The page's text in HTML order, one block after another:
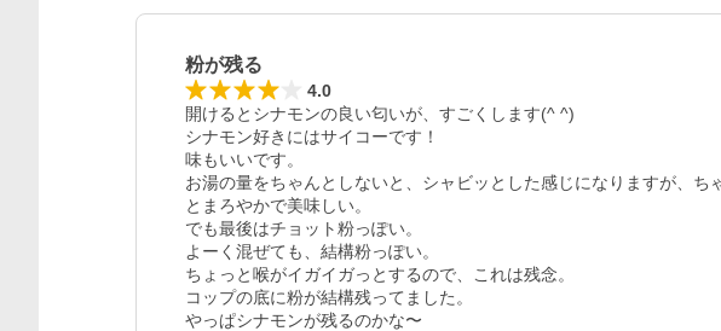
粉が残る
4.0
開けるとシナモンの良い匂いが、すごくします(^ ^)
シナモン好きにはサイコーです！
味もいいです。
お湯の量をちゃんとしないと、シャビッとした感じになりますが、ち
とまろやかで美味しい。
でも最後はチョット粉っぽい。
よーく混ぜても、結構粉っぽい。
ちょっと喉がイガイガっとするので、これは残念。
コップの底に粉が結構残ってました。
やっぱシナモンが残るのかな〜